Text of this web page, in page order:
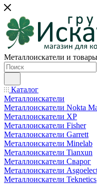
Металлоискатели и
Каталог
Металлоискатели
Металлоискатели Nokta
Металлоискатели XP
Металлоискатели Fisher
Металлоискатели Garrett
Металлоискатели Minelab
Металлоискатели Tianxun
Металлоискатели Сварог
Металлоискатели
Металлоискатели Teknetics